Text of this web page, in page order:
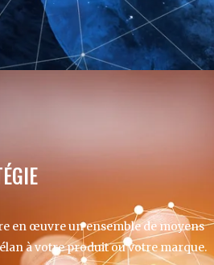
en œuvre un ensemble de moyens
à votre produit ou votre marque.